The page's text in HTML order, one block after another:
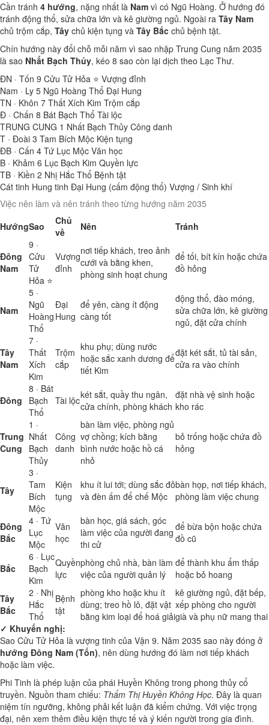
Cần tránh 4 hướng, nặng nhất là Nam vì có Ngũ Hoàng. Ở hướng đó
tránh động thổ, sửa chữa lớn và kê giường ngủ. Ngoài ra Tây Nam
chủ trộm cắp, Tây chủ kiện tụng và Tây Bắc chủ bệnh tật.
Chín hướng này đổi chỗ mỗi năm vì sao nhập Trung Cung năm 2035
là sao Nhất Bạch Thủy, kéo 8 sao còn lại dịch theo Lạc Thư.
ĐN · Tốn 9 Cửu Tử Hỏa ⭐ Vượng đỉnh
Nam · Ly 5 Ngũ Hoàng Thổ Đại Hung
TN · Khôn 7 Thất Xích Kim Trộm cắp
Đ · Chấn 8 Bát Bạch Thổ Tài lộc
TRUNG CUNG 1 Nhất Bạch Thủy Công danh
T · Đoài 3 Tam Bích Mộc Kiện tụng
ĐB · Cấn 4 Tứ Lục Mộc Văn học
B · Khảm 6 Lục Bạch Kim Quyền lực
TB · Kiền 2 Nhị Hắc Thổ Bệnh tật
Cát tinh Hung tinh Đại Hung (cấm động thổ) Vượng / Sinh khí
Việc nên làm và nên tránh theo từng hướng năm 2035
HướngSao
Chủ
về
Nên Tránh
Đông
Nam
9 ·
Cửu
Tử
Hỏa ⭐
Vượng
đỉnh
nơi tiếp khách, treo ảnh
cưới và bằng khen,
phòng sinh hoạt chung
để tối, bít kín hoặc chứa
đồ hỏng
Nam
5 ·
Ngũ
Hoàng
Thổ
Đại
Hung
để yên, càng ít động
càng tốt
động thổ, đào móng,
sửa chữa lớn, kê giường
ngủ, đặt cửa chính
Tây
Nam
7 ·
Thất
Xích
Kim
Trộm
cắp
khu phụ; dùng nước
hoặc sắc xanh dương để
tiết Kim
đặt két sắt, tủ tài sản,
cửa ra vào chính
Đông
8 · Bát
Bạch
Thổ
Tài lộckét sắt, quầy thu ngân,
cửa chính, phòng khách
đặt nhà vệ sinh hoặc
kho rác
Trung
Cung
1 ·
Nhất
Bạch
Thủy
Công
danh
bàn làm việc, phòng ngủ
vợ chồng; kích bằng
bình nước hoặc hồ cá
nhỏ
bỏ trống hoặc chứa đồ
hỏng
Tây
3 ·
Tam
Bích
Mộc
Kiện
tụng
khu ít lui tới; dùng sắc đỏ
và đèn ấm để chế Mộc
bàn họp, nơi tiếp khách,
phòng làm việc chung
Đông
Bắc
4 · Tứ
Lục
Mộc
Văn
học
bàn học, giá sách, góc
làm việc của người đang
thi cử
để bừa bộn hoặc chứa
đồ cũ
Bắc
6 · Lục
Bạch
Kim
Quyền
lực
phòng chủ nhà, bàn làm
việc của người quản lý
để thành khu ẩm thấp
hoặc bỏ hoang
Tây
Bắc
2 · Nhị
Hắc
Thổ
Bệnh
tật
phòng kho hoặc khu ít
dùng; treo hồ lô, đặt vật
bằng kim loại để hoá giải
kê giường ngủ, đặt bếp,
xếp phòng cho người
già và phụ nữ mang thai
✓ Khuyến nghị:
Sao Cửu Tử Hỏa là vượng tinh của Vận 9. Năm 2035 sao này đóng ở
hướng Đông Nam (Tốn), nên dùng hướng đó làm nơi tiếp khách
hoặc làm việc.
Phi Tinh là phép luận của phái Huyền Không trong phong thủy cổ
truyền. Nguồn tham chiếu: Thẩm Thị Huyền Không Học. Đây là quan
niệm tín ngưỡng, không phải kết luận đã kiểm chứng. Với việc trọng
đại, nên xem thêm điều kiện thực tế và ý kiến người trong gia đình.